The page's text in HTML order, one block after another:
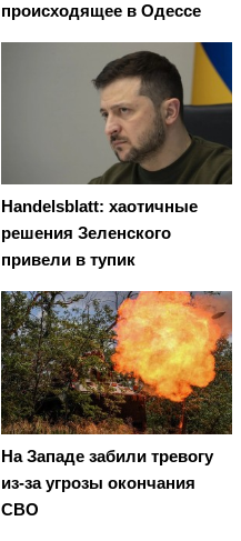
происходящее в Одессе
Handelsblatt: хаотичные
решения Зеленского
привели в тупик
На Западе забили тревогу
из-за угрозы окончания
СВО